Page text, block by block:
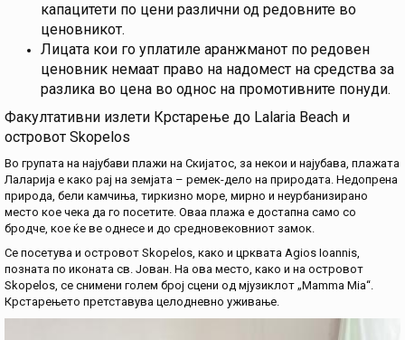
капацитети по цени различни од редовните во
ценовникот.
Лицата кои го уплатиле аранжманот по редовен
ценовник немаат право на надомест на средства за
разлика во цена во однос на промотивните понуди.
Факултативни излети Крстарење до Lalaria Beach и
островот Skopelos
Во групата на најубави плажи на Скијатос, за некои и најубава, плажата
Лаларија е како рај на земјата – ремек-дело на природата. Недопрена
природа, бели камчиња, тиркизно море, мирно и неурбанизирано
место кое чека да го посетите. Оваа плажа е достапна само со
бродче, кое ќе ве однесе и до средновековниот замок.
Се посетува и островот Skopelos, како и црквата Agios Ioannis,
позната по иконата св. Јован. На ова место, како и на островот
Skopelos, се снимени голем број сцени од мјузиклот „Mamma Mia“.
Крстарењето претставува целодневно уживање.